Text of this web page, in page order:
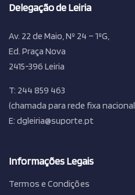
Delegação de Leiria
Av. 22 de Maio, Nº 24 – 1ºG,
Ed. Praça Nova
2415-396 Leiria
T: 244 859 463
(chamada para rede fixa
E: dgleiria@suporte.pt
Informações Legais
Termos e Condições